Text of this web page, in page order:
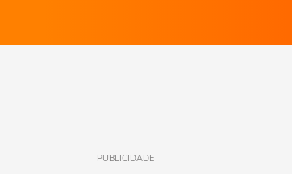
PUBLICIDADE